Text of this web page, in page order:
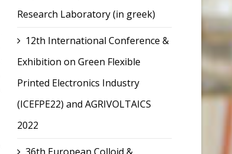
Research Laboratory (in greek)
12th International Conference &
Exhibition on Green Flexible
Printed Electronics Industry
(ICEFPE22) and AGRIVOLTAICS
2022